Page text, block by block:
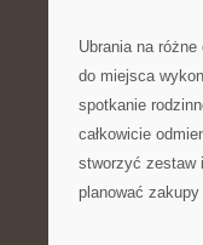
Ubrania na
do miejsca
spotkanie
całkowicie
stworzyć zestaw
planować zakupy